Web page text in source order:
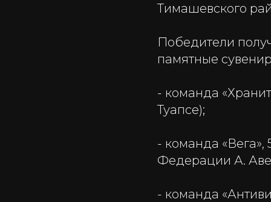
Тимашевского
Победители
памятные
- команда
Туапсе);
- команда
Федерации А.
- команда